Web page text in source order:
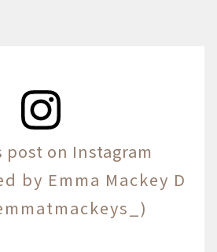
post on Instagram
by Emma Mackey D